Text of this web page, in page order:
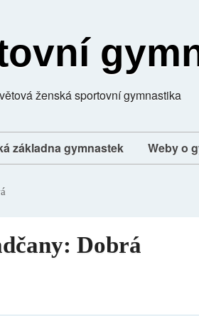
ženská sportovní gymnastika
základna gymnastek Weby o
Dobrá